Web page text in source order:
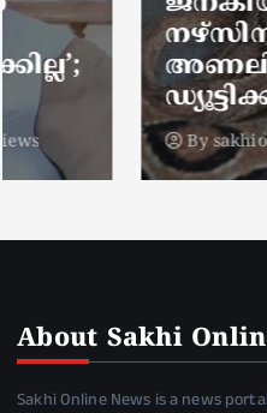
നഴ്സിന്
അണലിയുടെ
ഡ്യൂട്ടിക്കിടെ
sakhionline
About Sakhi
Sakhi Online News is a news